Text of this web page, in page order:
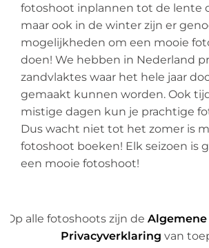
fotoshoot inplannen tot de lente
maar ook in de winter zijn er
mogelijkheden om een mooie
doen! We hebben in Nederland
zandvlaktes waar het hele jaar
gemaakt kunnen worden. Ook
mistige dagen kun je prachtige
Dus wacht niet tot het zomer is
fotoshoot boeken! Elk seizoen is
een mooie fotoshoot!
Op alle fotoshoots zijn de
Privacyverklaring van